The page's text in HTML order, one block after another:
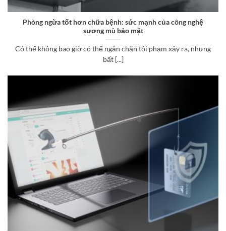
Phòng ngừa tốt hơn chữa bệnh: sức mạnh của công nghệ
sương mù bảo mật
Có thể không bao giờ có thể ngăn chặn tội phạm xảy ra, nhưng
bất [...]